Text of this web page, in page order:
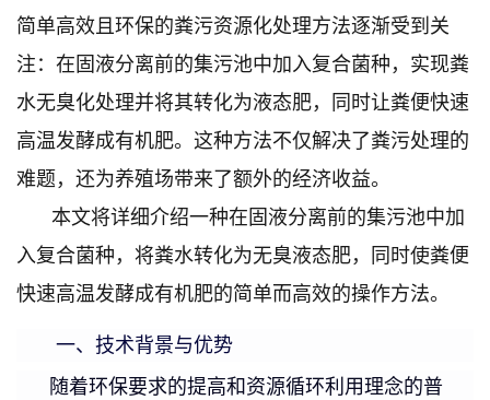
简单高效且环保的粪污资源化处理方法逐渐受到关
注：在固液分离前的集污池中加入复合菌种，实现粪
水无臭化处理并将其转化为液态肥，同时让粪便快速
高温发酵成有机肥。这种方法不仅解决了粪污处理的
难题，还为养殖场带来了额外的经济收益。
本文将详细介绍一种在固液分离前的集污池中加
入复合菌种，将粪水转化为无臭液态肥，同时使粪便
快速高温发酵成有机肥的简单而高效的操作方法。
一、技术背景与优势
随着环保要求的提高和资源循环利用理念的普